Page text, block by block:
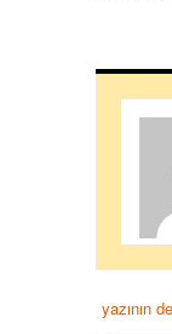
yazının